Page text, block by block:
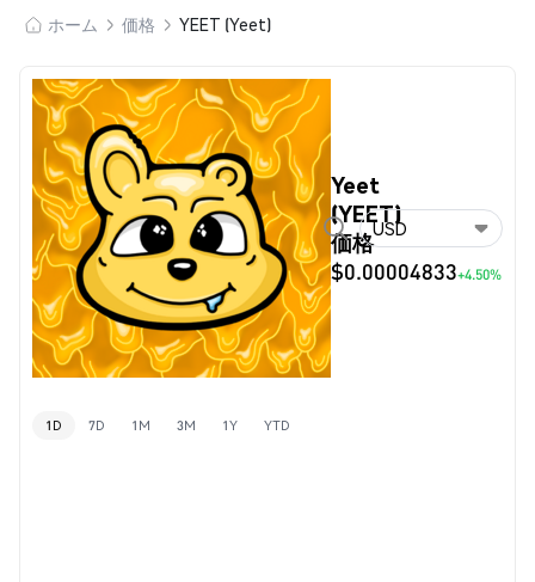
ホーム 価格 YEET (Yeet)
Yeet
(YEET)
価格
$0.00004833+4.50%
USD
1D 7D 1M 3M 1Y YTD